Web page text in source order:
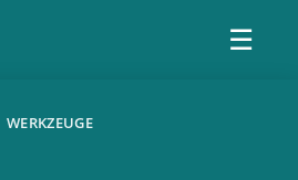
☰
WERKZEUGE